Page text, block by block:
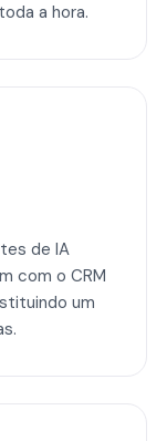
a hora.
de IA
com o CRM
um